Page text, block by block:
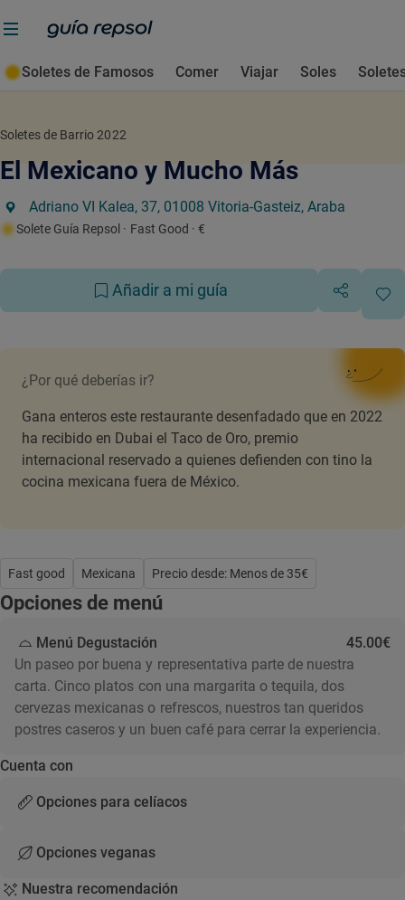
Soletes de Famosos Comer Viajar Soles
Soletes de Barrio 2022
El Mexicano y Mucho Más
Adriano VI Kalea, 37, 01008 Vitoria-Gasteiz, Araba
Solete Guía Repsol · Fast Good · €
Añadir a mi guía
¿Por qué deberías ir?
Gana enteros este restaurante desenfadado que en 2022
ha recibido en Dubai el Taco de Oro, premio
internacional reservado a quienes defienden con tino la
cocina mexicana fuera de México.
Fast good Mexicana Precio desde: Menos de 35€
Opciones de menú
Menú Degustación
45.00€
Un paseo por buena y representativa parte de nuestra
carta. Cinco platos con una margarita o tequila, dos
cervezas mexicanas o refrescos, nuestros tan queridos
postres caseros y un buen café para cerrar la experiencia.
Cuenta con
Opciones para celíacos
Opciones veganas
Nuestra recomendación